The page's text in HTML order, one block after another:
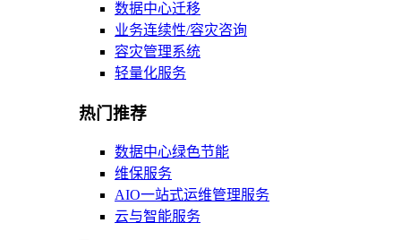
数据中心迁移
业务连续性/容灾咨询
容灾管理系统
轻量化服务
热门推荐
数据中心绿色节能
维保服务
AIO一站式运维管理服务
云与智能服务